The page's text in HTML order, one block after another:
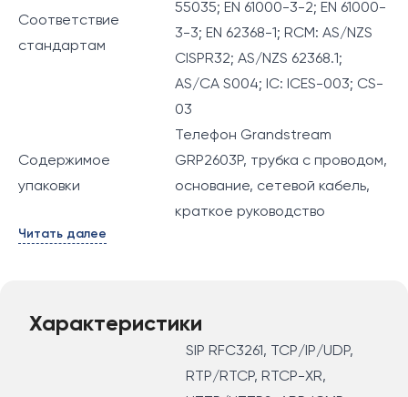
Соответствие
стандартам
55035; EN 61000-3-2; EN 61000-
3-3; EN 62368-1; RCM: AS/NZS
CISPR32; AS/NZS 62368.1;
AS/CA S004; IC: ICES-003; CS-
03
Содержимое
упаковки
Телефон Grandstream
GRP2603P, трубка с проводом,
основание, сетевой кабель,
краткое руководство
Читать далее
Характеристики
SIP RFC3261, TCP/IP/UDP,
RTP/RTCP, RTCP-XR,